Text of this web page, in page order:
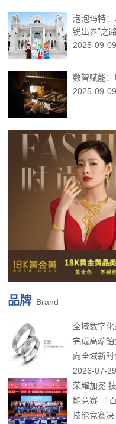
泡泡玛特
锐出界”之
2025-09-09
数智赋能
2025-09-09
品牌 Brand
全域数字
完成高端
向全域新时
2026-07-29
荣耀加冕
能竞赛—“
技能竞赛